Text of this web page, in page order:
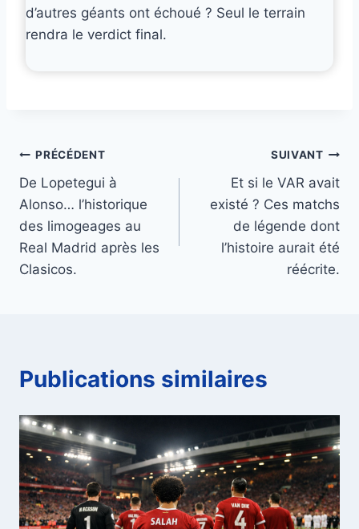
d’autres géants ont échoué ? Seul le terrain
rendra le verdict final.
Navigation
de
l’article
PRÉCÉDENT
De Lopetegui à
Alonso… l’historique
des limogeages au
Real Madrid après les
Clasicos.
SUIVANT
Et si le VAR avait
existé ? Ces matchs
de légende dont
l’histoire aurait été
réécrite.
Publications similaires